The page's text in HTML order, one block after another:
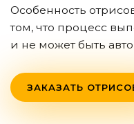
Особенность
том, что процесс
и не может быть
ЗАКАЗАТЬ